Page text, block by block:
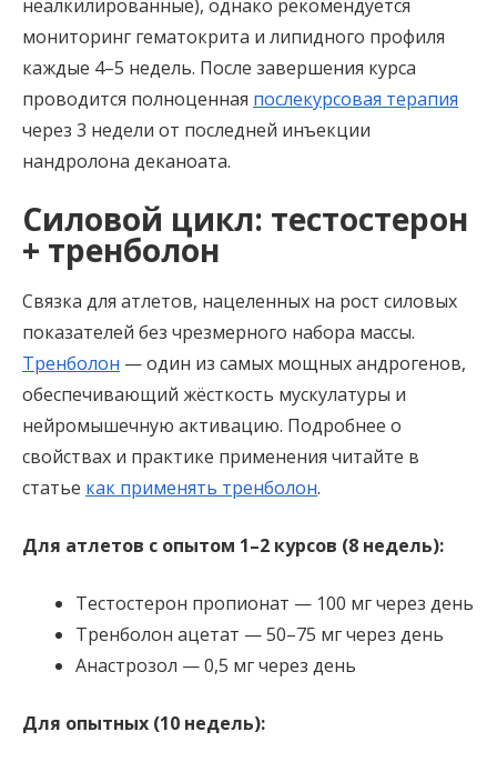
неалкилированные), однако рекомендуется
мониторинг гематокрита и липидного профиля
каждые 4–5 недель. После завершения курса
проводится полноценная послекурсовая терапия
через 3 недели от последней инъекции
нандролона деканоата.
Силовой цикл: тестостерон
+ тренболон
Связка для атлетов, нацеленных на рост силовых
показателей без чрезмерного набора массы.
Тренболон — один из самых мощных андрогенов,
обеспечивающий жёсткость мускулатуры и
нейромышечную активацию. Подробнее о
свойствах и практике применения читайте в
статье как применять тренболон.
Для атлетов с опытом 1–2 курсов (8 недель):
Тестостерон пропионат — 100 мг через день
Тренболон ацетат — 50–75 мг через день
Анастрозол — 0,5 мг через день
Для опытных (10 недель):